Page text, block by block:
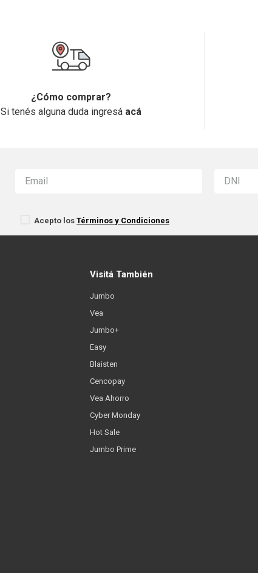
¿Cómo comprar?
Si tenés alguna duda ingresá acá
Acepto losTérminos y Condiciones
Visitá También
Jumbo
Vea
Jumbo+
Easy
Blaisten
Cencopay
Vea Ahorro
Cyber Monday
Hot Sale
Jumbo Prime